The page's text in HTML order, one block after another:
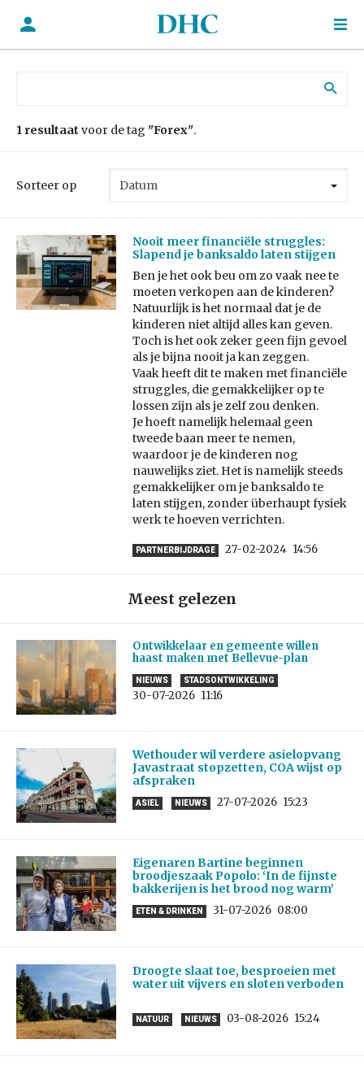
1 resultaat voor de tag "Forex".
Sorteer op
Nooit meer financiële struggles:
Slapend je banksaldo laten stijgen
Ben je het ook beu om zo vaak nee te
moeten verkopen aan de kinderen?
Natuurlijk is het normaal dat je de
kinderen niet altijd alles kan geven.
Toch is het ook zeker geen fijn gevoel
als je bijna nooit ja kan zeggen.
Vaak heeft dit te maken met financiële
struggles, die gemakkelijker op te
lossen zijn als je zelf zou denken.
Je hoeft namelijk helemaal geen
tweede baan meer te nemen,
waardoor je de kinderen nog
nauwelijks ziet. Het is namelijk steeds
gemakkelijker om je banksaldo te
laten stijgen, zonder überhaupt fysiek
werk te hoeven verrichten.
PARTNERBIJDRAGE 27-02-2024 14:56
Meest gelezen
Ontwikkelaar en gemeente willen
haast maken met Bellevue-plan
NIEUWS STADSONTWIKKELING
30-07-2026 11:16
Wethouder wil verdere asielopvang
Javastraat stopzetten, COA wijst op
afspraken
ASIEL NIEUWS 27-07-2026 15:23
Eigenaren Bartine beginnen
broodjeszaak Popolo: ‘In de fijnste
bakkerijen is het brood nog warm’
ETEN & DRINKEN 31-07-2026 08:00
Droogte slaat toe, besproeien met
water uit vijvers en sloten verboden
NATUUR NIEUWS 03-08-2026 15:24